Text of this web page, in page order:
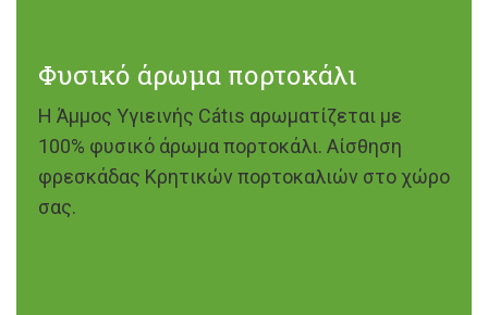
Φυσικό άρωμα πορτοκάλι
Η Άμμος Υγιεινής Cátιs αρωματίζεται με
100% φυσικό άρωμα πορτοκάλι. Αίσθηση
φρεσκάδας Κρητικών πορτοκαλιών στο χώρο
σας.